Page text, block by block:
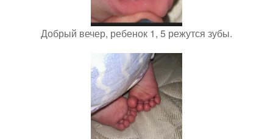
Добрый вечер, ребенок 1, 5 режутся зубы.